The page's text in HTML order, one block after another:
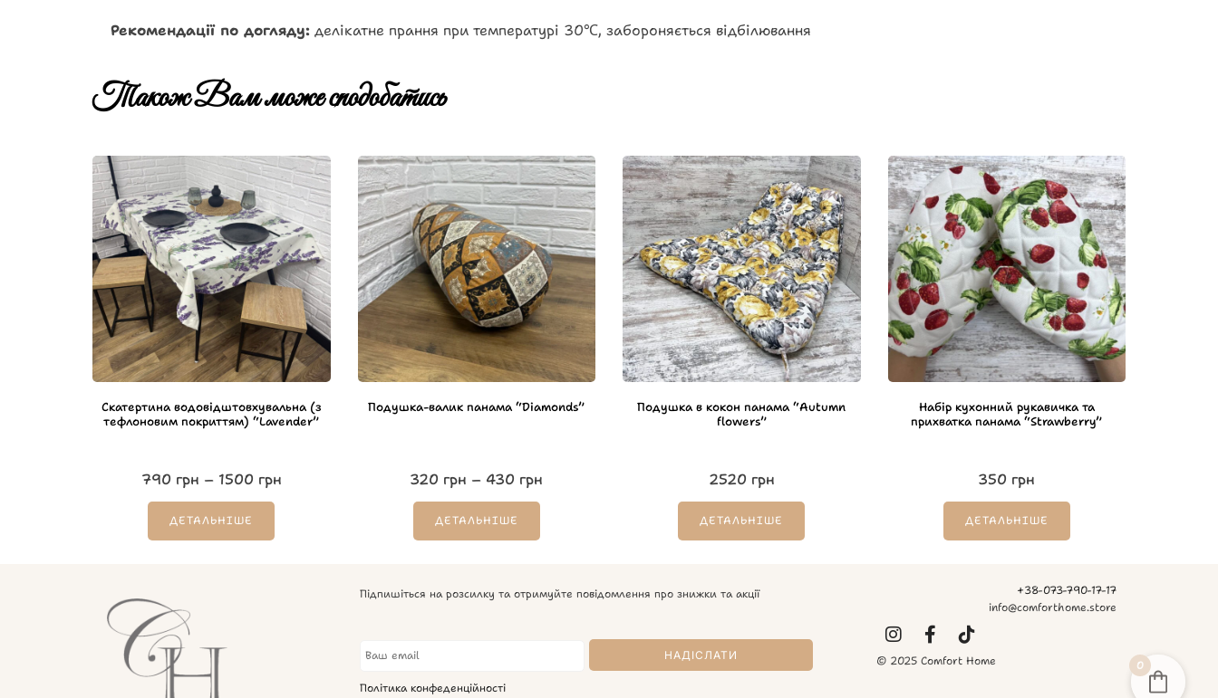
Рекомендації по догляду: делікатне прання при температурі 30℃, забороняється відбілювання
Також Вам може сподобатись
Скатертина водовідштовхувальна (з
тефлоновим покриттям) “Lavender”
790 грн – 1500 грн
ДЕТАЛЬНІШЕ
Подушка-валик панама “Diamonds”
320 грн – 430 грн
ДЕТАЛЬНІШЕ
Подушка в кокон панама “Autumn
flowers”
2520 грн
ДЕТАЛЬНІШЕ
Набір кухонний рукавичка та
прихватка панама “Strawberry”
350 грн
ДЕТАЛЬНІШЕ
Підпишіться на розсилку та отримуйте повідомлення про знижки та акції
Політика конфеденційності
+38-073-790-17-17
info@comforthome.store
© 2025 Comfort Home 0